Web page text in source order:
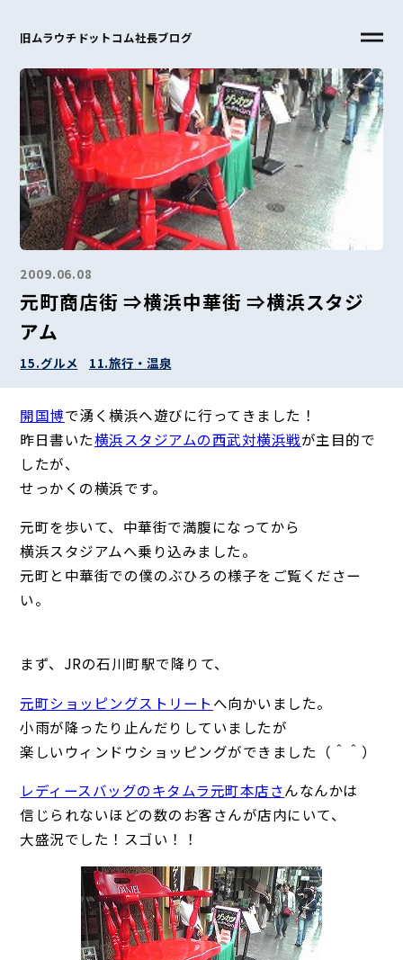
旧ムラウチドットコム社長ブログ
2009.06.08
元町商店街 ⇒横浜中華街 ⇒横浜スタジ
アム
15.グルメ 11.旅行・温泉
開国博で湧く横浜へ遊びに行ってきました！
昨日書いた横浜スタジアムの西武対横浜戦が主目的で
したが、
せっかくの横浜です。
元町を歩いて、中華街で満腹になってから
横浜スタジアムへ乗り込みました。
元町と中華街での僕のぶひろの様子をご覧くださー
い。
まず、JRの石川町駅で降りて、
元町ショッピングストリート へ向かいました。
小雨が降ったり止んだりしていましたが
楽しいウィンドウショッピングができました（＾＾）
レディースバッグのキタムラ元町本店さんなんかは
信じられないほどの数のお客さんが店内にいて、
大盛況でした！スゴい！！